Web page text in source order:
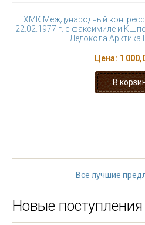
ХМК Международный конгресс
22.02.1977 г. с факсимиле и
Ледокола Арктика
Цена: 1
Все лучшие
Новые поступления